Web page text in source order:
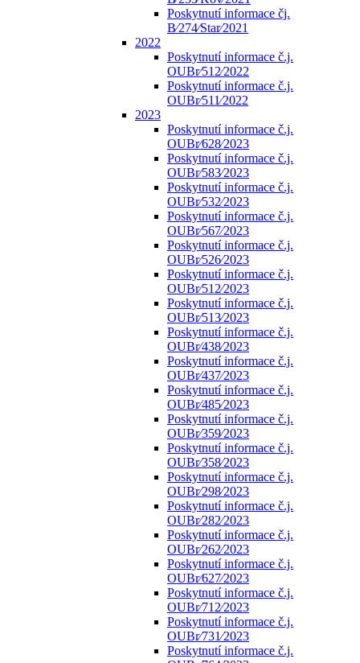
Poskytnutí informace čj.
B⁄274⁄Star⁄2021
2022
Poskytnutí informace č.j.
OUBr⁄512⁄2022
Poskytnutí informace č.j.
OUBr⁄511⁄2022
2023
Poskytnutí informace č.j.
OUBr⁄628⁄2023
Poskytnutí informace č.j.
OUBr⁄583⁄2023
Poskytnutí informace č.j.
OUBr⁄532⁄2023
Poskytnutí informace č.j.
OUBr⁄567⁄2023
Poskytnutí informace č.j.
OUBr⁄526⁄2023
Poskytnutí informace č.j.
OUBr⁄512⁄2023
Poskytnutí informace č.j.
OUBr⁄513⁄2023
Poskytnutí informace č.j.
OUBr⁄438⁄2023
Poskytnutí informace č.j.
OUBr⁄437⁄2023
Poskytnutí informace č.j.
OUBr⁄485⁄2023
Poskytnutí informace č.j.
OUBr⁄359⁄2023
Poskytnutí informace č.j.
OUBr⁄358⁄2023
Poskytnutí informace č.j.
OUBr⁄298⁄2023
Poskytnutí informace č.j.
OUBr⁄282⁄2023
Poskytnutí informace č.j.
OUBr⁄262⁄2023
Poskytnutí informace č.j.
OUBr⁄627⁄2023
Poskytnutí informace č.j.
OUBr⁄712⁄2023
Poskytnutí informace č.j.
OUBr⁄731⁄2023
Poskytnutí informace č.j.